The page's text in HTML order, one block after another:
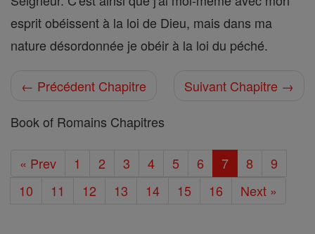
esprit obéissent à la loi de Dieu, mais dans ma
nature désordonnée je obéir à la loi du péché.
← Précédent Chapitre
Suivant Chapitre →
Book of Romains Chapitres
« Prev 1 2 3 4 5 6 7 8
9
10
11 12 13 14 15 16 Next »